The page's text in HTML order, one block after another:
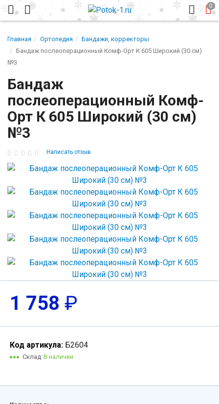
Главная Ортопедия
Бандажи, корректоры
Бандаж послеоперационный Комф-Орт К 605 Широкий (30 см)
№3
Бандаж
послеоперационный Комф-
Орт К 605 Широкий (30 см)
№3
Написать отзыв
1 758 ₽
Код артикула: Б2604
Склад В наличии